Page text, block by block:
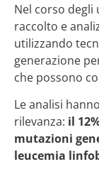
Nel corso
raccolto e
utilizzando
generazione
che possono
Le analisi
rilevanza: il
mutazioni
leucemia